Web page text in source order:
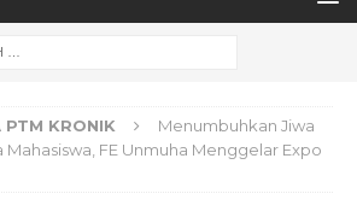
KRONIK
Menumbuhkan Jiwa
FE Unmuha Menggelar Expo